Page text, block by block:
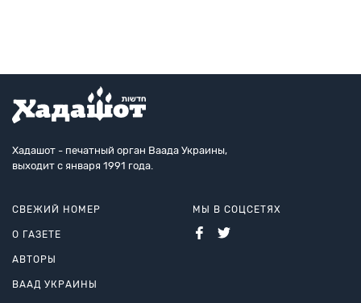
Хадашот - печатный орган Ваада Украины,
выходит с января 1991 года.
СВЕЖИЙ НОМЕР
О ГАЗЕТЕ
АВТОРЫ
ВААД УКРАИНЫ
МЫ В СОЦСЕТЯХ